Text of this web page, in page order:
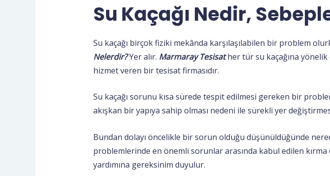
Su Kaçağı Nedir,
Su kaçağı birçok fiziki mekânda karşılaşılabilen bir problem
Nelerdir?Yer alır. Marmaray Tesisather tür su kaçağına
hizmet veren bir tesisat firmasıdır.
Su kaçağı sorunu kısa sürede tespit edilmesi gereken bir
akışkan bir yapıya sahip olması nedeni ile sürekli yer
Bundan dolayı öncelikle bir sorun olduğu düşünüldüğünde
problemlerinde en önemli sorunlar arasında kabul edilen
yardımına gereksinim duyulur.